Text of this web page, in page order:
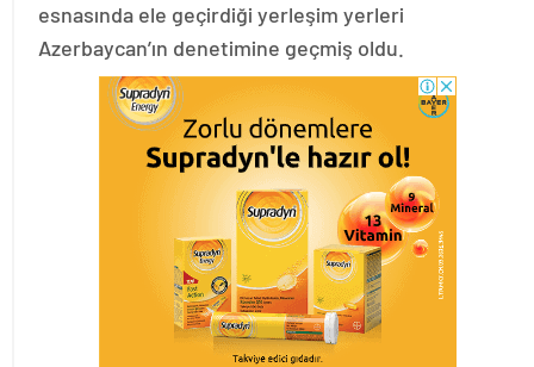
esnasında ele geçirdiği yerleşim yerleri
Azerbaycan’ın denetimine geçmiş oldu.